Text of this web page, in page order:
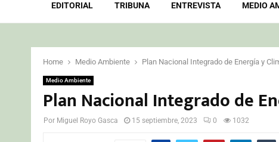
EDITORIAL TRIBUNA ENTREVISTA MEDIO
Home Medio Ambiente Plan Nacional Integrado de Energía y
Medio Ambiente
Plan Nacional Integrado de
Por Miguel Royo Gasca 15 septiembre, 2023 0 1032